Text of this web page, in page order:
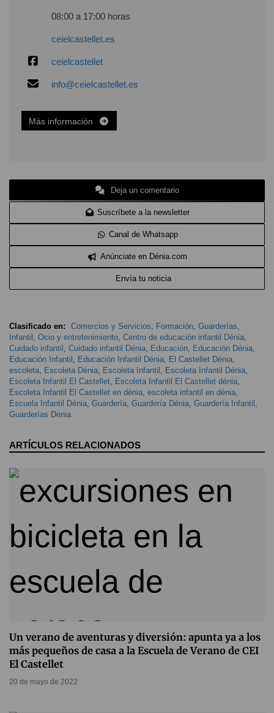
08:00 a 17:00 horas
ceielcastellet.es
ceielcastellet
info@ceielcastellet.es
Más información
Deja un comentario
Suscríbete a la newsletter
Canal de Whatsapp
Anúnciate en Dénia.com
Envía tu noticia
Clasificado en: Comercios y Servicios, Formación, Guarderías,
Infantil , Ocio y entretenimiento, Centro de educación infantil Dénia,
Cuidado infantil , Cuidado infantil Dénia, Educación, Educación Dénia,
Educación Infantil , Educación Infantil Dénia, El Castellet Dénia,
escoleta, Escoleta Dénia, Escoleta Infantil , Escoleta Infantil Dénia,
Escoleta Infantil El Castellet, Escoleta Infantil El Castellet dénia,
Escoleta Infantil El Castellet en dénia, escoleta infantil en dénia,
Escuela Infantil Dénia, Guardería, Guardería Dénia, Guardería Infantil ,
Guarderías Dénia
ARTÍCULOS RELACIONADOS
Un verano de aventuras y diversión: apunta ya a los
más pequeños de casa a la Escuela de Verano de CEI
El Castellet
20 de mayo de 2022